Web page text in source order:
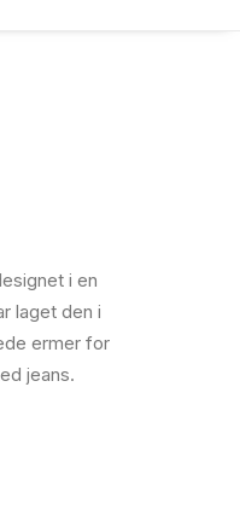
i en
laget den i
ermer for
jeans.